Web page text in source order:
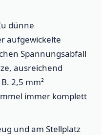
dünne
aufgewickelte
Spannungsabfall
ausreichend
2,5 mm²
immer komplett
und am Stellplatz